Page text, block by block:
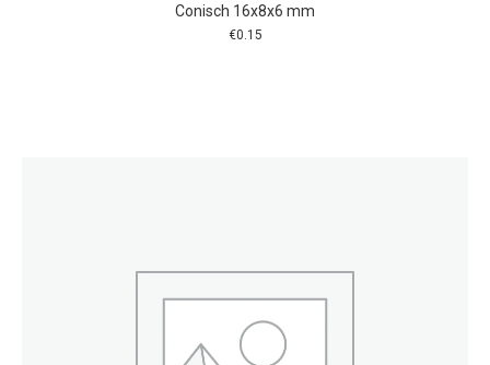
Conisch 16x8x6 mm
€0.15